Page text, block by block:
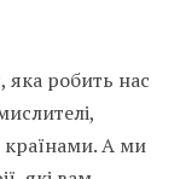
яка робить нас
країнами. А ми